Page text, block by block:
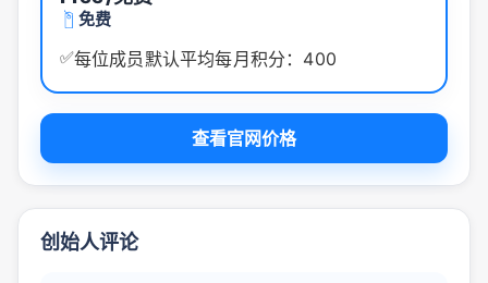
免费
✅每位成员默认平均每月积分：400
查看官网价格
创始人评论